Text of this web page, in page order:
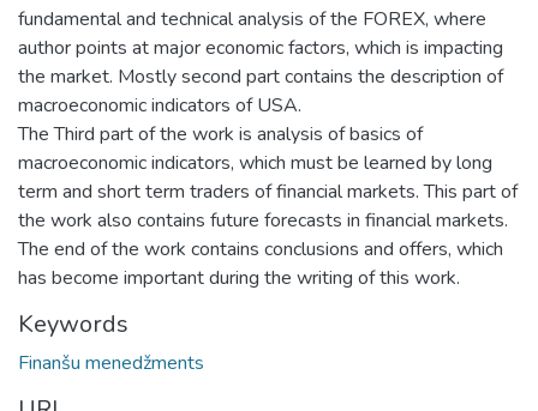
fundamental and technical analysis of the FOREX, where
author points at major economic factors, which is impacting
the market. Mostly second part contains the description of
macroeconomic indicators of USA.
The Third part of the work is analysis of basics of
macroeconomic indicators, which must be learned by long
term and short term traders of financial markets. This part of
the work also contains future forecasts in financial markets.
The end of the work contains conclusions and offers, which
has become important during the writing of this work.
Keywords
Finanšu menedžments